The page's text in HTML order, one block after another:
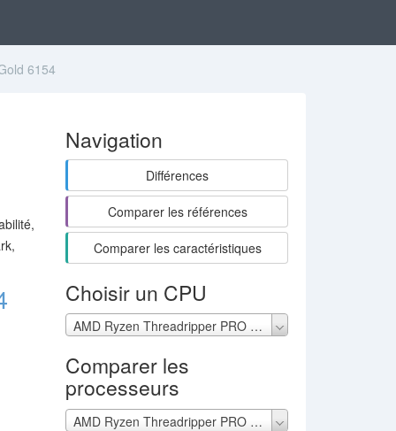
6154
Navigation
Différences
Comparer les références
Comparer les caractéristiques
Choisir un CPU
AMD Ryzen Threadripper PRO 7985WX
Comparer les
processeurs
AMD Ryzen Threadripper PRO 7985WX